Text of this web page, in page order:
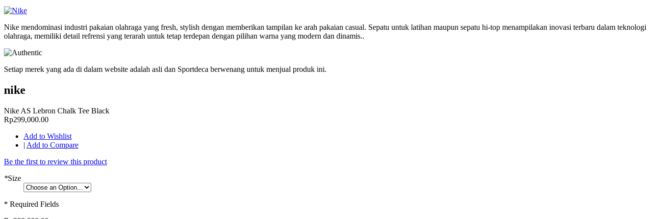
Nike mendominasi industri pakaian olahraga yang fresh, stylish dengan memberikan tampilan ke arah pakaian casual. Sepatu untuk latihan maupun sepatu hi-top menampilakan inovasi terbaru dalam teknologi
olahraga, memiliki detail refrensi yang terarah untuk tetap terdepan dengan pilihan warna yang modern dan dinamis..
Setiap merek yang ada di dalam website adalah asli dan Sportdeca berwenang untuk menjual produk ini.
nike
Nike AS Lebron Chalk Tee Black
Rp299,000.00
Add to Wishlist
| Add to Compare
Be the first to review this product
*Size
* Required Fields